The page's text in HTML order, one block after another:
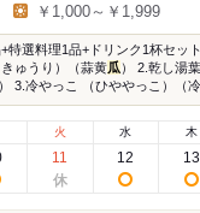
￥1,000～￥1,999
+特選料理1品+ドリンク1杯セッ
ゅうり）（蒜黄瓜 ） 2.乾し湯
3.冷やっこ （ひややっこ）（
火
11
水
12
木
13